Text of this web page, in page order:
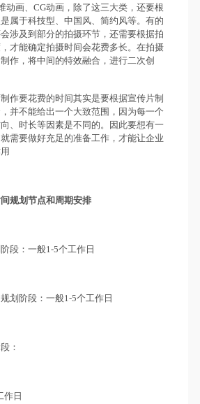
动画、CG动画，除了这三大类，还要根
属于科技型、中国风、简约风等。有的
涉及到部分的拍摄环节，还需要根据拍
才能确定拍摄时间会花费多长。在拍摄
作，将中间的特效融合，进行二次创
作要花费的时间其实是要根据宣传片制
并不能给出一个大致范围，因为每一个
、时长等因素是不同的。因此要想有一
需要做好充足的准备工作，才能让企业
规划节点和周期安排
段：一般1-5个工作日
划阶段：一般1-5个工作日
：
日